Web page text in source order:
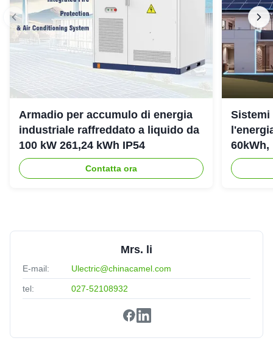
Armadio per accumulo di energia
industriale raffreddato a liquido da
100 kW 261,24 kWh IP54
Contatta ora
Sistemi
60kWh,
Mrs. li
E-mail: Ulectric@chinacamel.com
tel: 027-52108932